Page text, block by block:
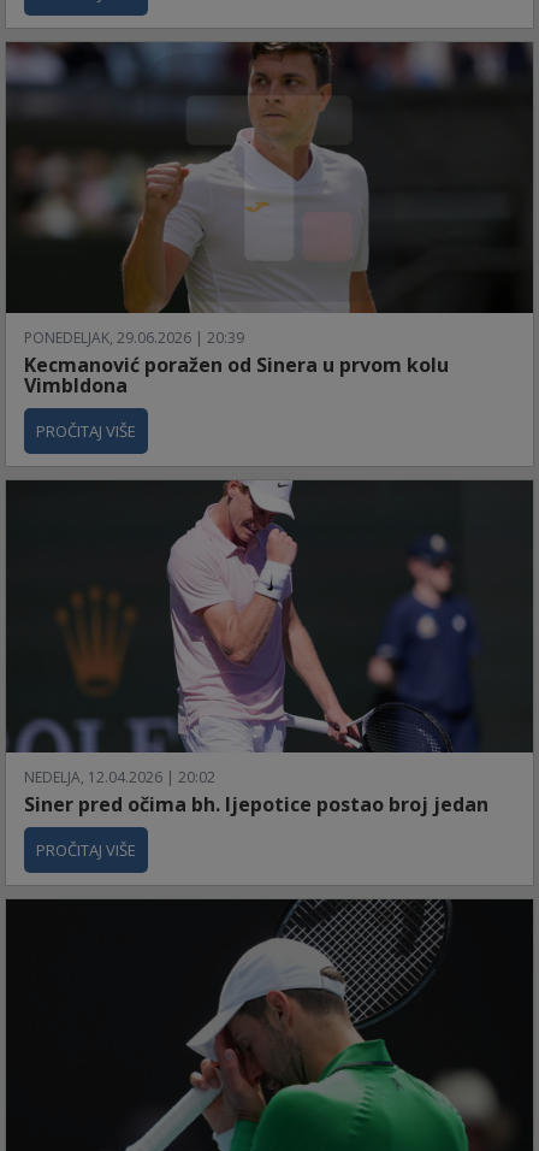
PONEDELJAK, 29.06.2026 | 20:39
Kecmanović poražen od Sinera u prvom kolu
Vimbldona
PROČITAJ VIŠE
NEDELJA, 12.04.2026 | 20:02
Siner pred očima bh. ljepotice postao broj jedan
PROČITAJ VIŠE